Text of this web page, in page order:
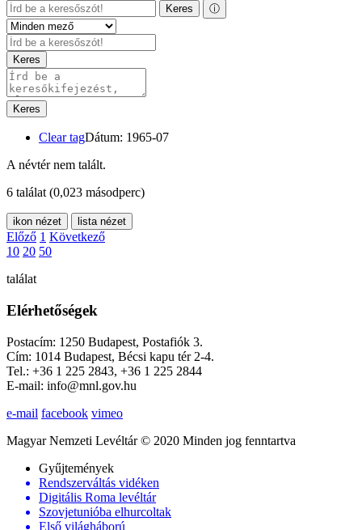
Keres ⓘ
Keres
Keres
Clear tagDátum: 1965-07
A névtér nem talált.
6 találat (0,023 másodperc)
ikon nézet lista nézet
Előző 1 Következő
10 20 50
találat
Elérhetőségek
Postacím: 1250 Budapest, Postafiók 3.
Cím: 1014 Budapest, Bécsi kapu tér 2-4.
Tel.: +36 1 225 2843, +36 1 225 2844
E-mail: info@mnl.gov.hu
e-mail facebook vimeo
Magyar Nemzeti Levéltár © 2020 Minden jog fenntartva
Gyűjtemények
Rendszerváltás vidéken
Digitális Roma levéltár
Szovjetunióba elhurcoltak
Első világháború